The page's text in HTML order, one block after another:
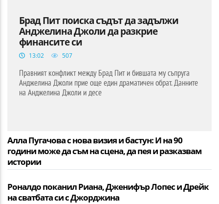
Брад Пит поиска съдът да задължи
Анджелина Джоли да разкрие
финансите си
13:02 507
Правният конфликт между Брад Пит и бившата му съпруга
Анджелина Джоли прие още един драматичен обрат. Данните
на Анджелина Джоли и десе
Алла Пугачова с нова визия и бастун: И на 90
години може да съм на сцена, да пея и разказвам
истории
Роналдо поканил Риана, Дженифър Лопес и Дрейк
на сватбата си с Джорджина